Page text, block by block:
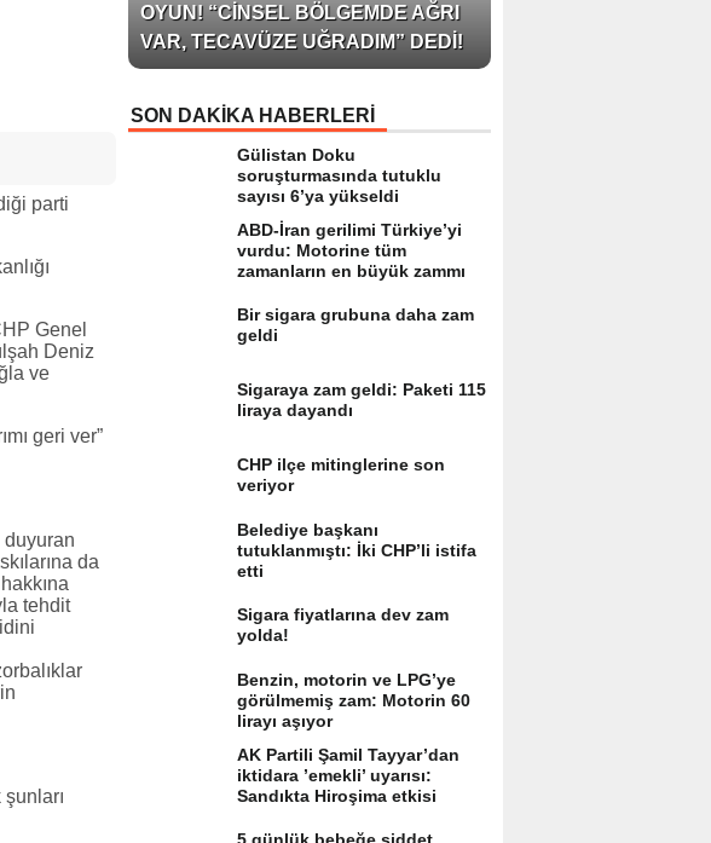
parti
Genel
Deniz
ve
geri ver”
duyuran
da
tehdit
OYUN! “CINSEL BÖLGEMDE AĞRI
VAR, TECAVÜZE UĞRADIM” DEDI!
SON DAKİKA HABERLERİ
Gülistan Doku
soruşturmasında tutuklu
sayısı 6’ya yükseldi
ABD-İran gerilimi Türkiye’yi
vurdu: Motorine tüm
zamanların en büyük zammı
Bir sigara grubuna daha zam
geldi
Sigaraya zam geldi: Paketi 115
liraya dayandı
CHP ilçe mitinglerine son
veriyor
Belediye başkanı
tutuklanmıştı: İki CHP’li istifa
etti
Sigara fiyatlarına dev zam
yolda!
Benzin, motorin ve LPG’ye
görülmemiş zam: Motorin 60
lirayı aşıyor
AK Partili Şamil Tayyar’dan
iktidara ’emekli’ uyarısı:
Sandıkta Hiroşima etkisi